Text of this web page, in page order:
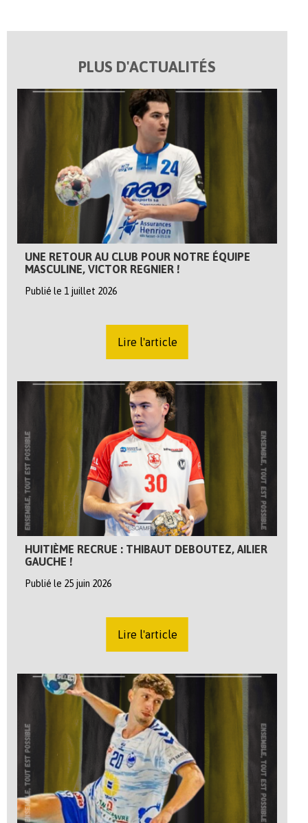
PLUS D'ACTUALITÉS
UNE RETOUR AU CLUB POUR NOTRE ÉQUIPE
MASCULINE, VICTOR REGNIER !
Publié le 1 juillet 2026
Lire l'article
HUITIÈME RECRUE : THIBAUT DEBOUTEZ, AILIER
GAUCHE !
Publié le 25 juin 2026
Lire l'article